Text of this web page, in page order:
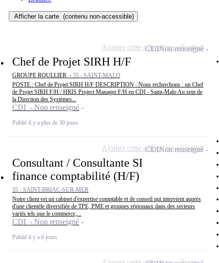
Afficher la carte (contenu non-accessible)
Chef de Projet SIRH H/F
GROUPE ROULLIER - 35 - SAINT-MALO
POSTE : Chef de Projet SIRH H/F DESCRIPTION : Nous recherchons : un Chef
de Projet SIRH F/H / HRIS Project Manager F/H en CDI - Saint-Malo Au sein de
la Direction des Systèmes...
CDI - Non renseigné
Publié il y a plus de 30 jours
CDINon renseigné
Ajouter cette offre à ma sélection
Consultant / Consultante SI
finance comptabilité (H/F)
35 - SAINT-BRIAC-SUR-MER
Notre client est un cabinet d'expertise comptable et de conseil qui intervient auprès
d'une clientèle diversifiée de TPE, PME et groupes régionaux dans des secteurs
variés tels que le commerce,...
CDI - Non renseigné
Publié il y a 6 jours
CDINon renseigné
Ajouter cette offre à ma sélection